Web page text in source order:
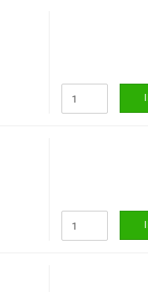
Seitenmarkierungsleuchten /
Positionsleuchten
Dichtungsgummi
Einfassprofile